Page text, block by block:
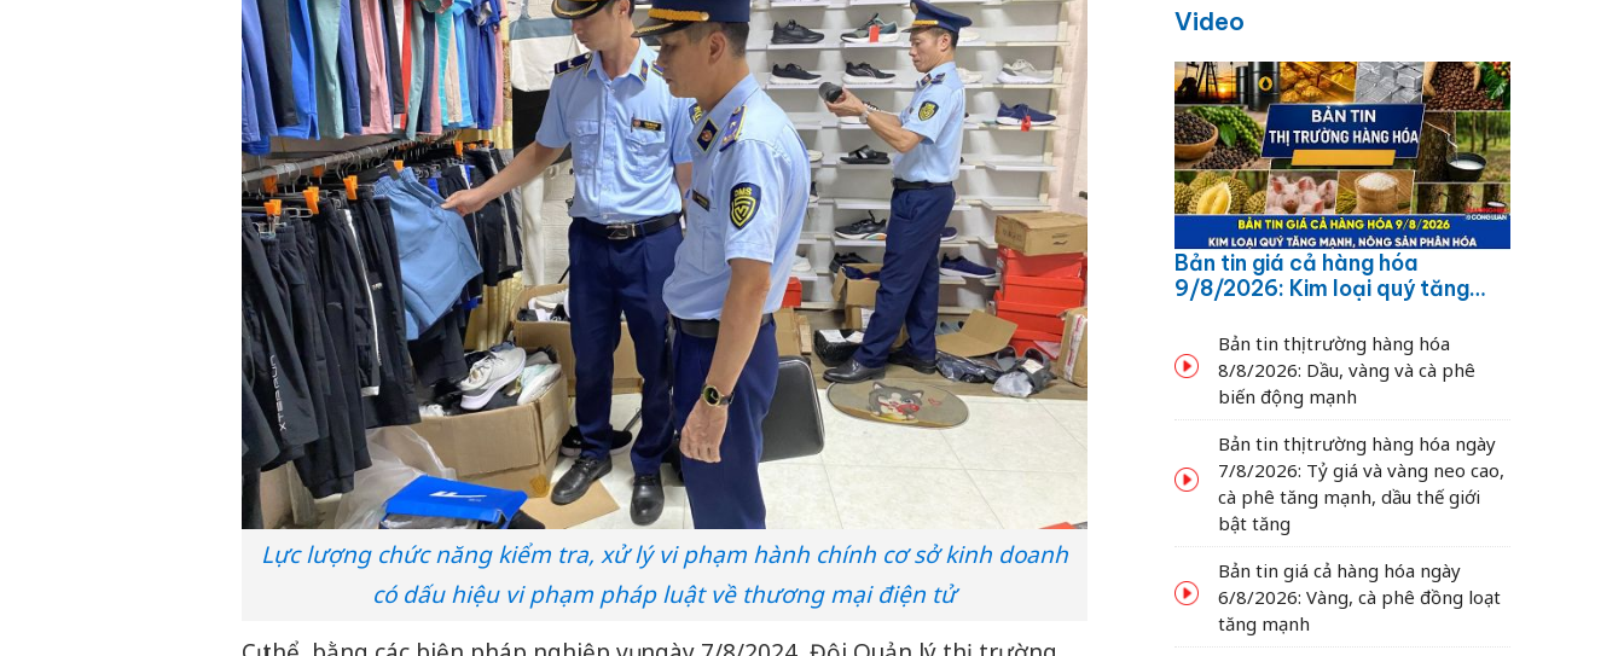
Lực lượng chức năng kiểm tra, xử lý vi phạm hành chính cơ sở kinh doanh
có dấu hiệu vi phạm pháp luật về thương mại điện tử
Video
Bản tin giá cả hàng hóa
9/8/2026: Kim loại quý tăng
Bản tin thị trường hàng hóa
8/8/2026: Dầu, vàng và cà phê
biến động mạnh
Bản tin thị trường hàng hóa ngày
7/8/2026: Tỷ giá và vàng neo cao,
cà phê tăng mạnh, dầu thế giới
bật tăng
Bản tin giá cả hàng hóa ngày
6/8/2026: Vàng, cà phê đồng loạt
tăng mạnh